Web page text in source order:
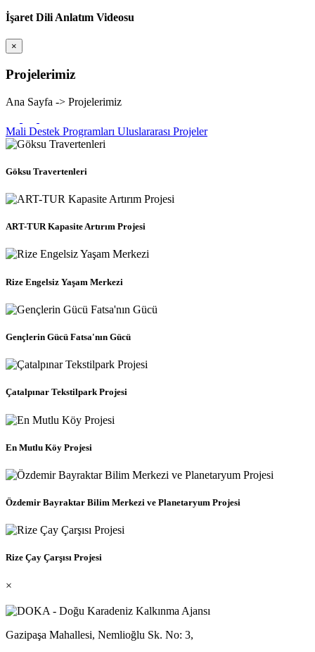
İşaret Dili Anlatım Videosu
×
Projelerimiz
Ana Sayfa -> Projelerimiz
Mali Destek Programları Uluslararası Projeler
Göksu Travertenleri
ART-TUR Kapasite Artırım Projesi
Rize Engelsiz Yaşam Merkezi
Gençlerin Gücü Fatsa'nın Gücü
Çatalpınar Tekstilpark Projesi
En Mutlu Köy Projesi
Özdemir Bayraktar Bilim Merkezi ve Planetaryum Projesi
Rize Çay Çarşısı Projesi
×
Gazipaşa Mahallesi, Nemlioğlu Sk. No: 3,